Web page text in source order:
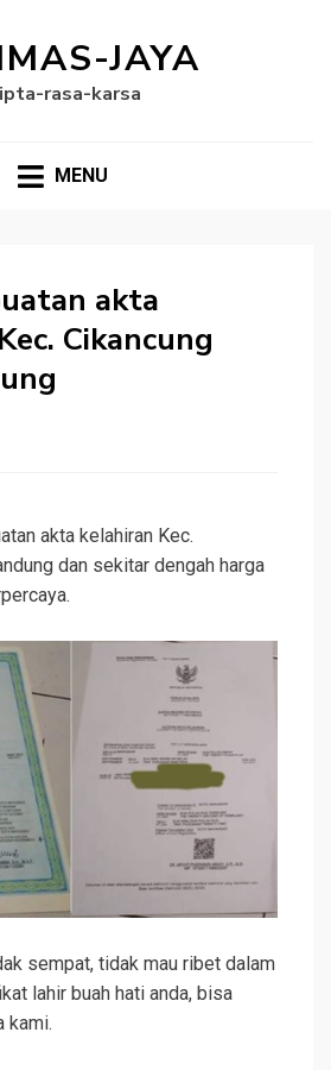
JAYA
rasa-karsa
MENU
akta
Cikancung
akta kelahiran Kec.
dan sekitar dengah harga
sempat, tidak mau ribet dalam
lahir buah hati anda, bisa
kami.